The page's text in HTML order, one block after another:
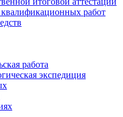
работ
работа
экспедиция